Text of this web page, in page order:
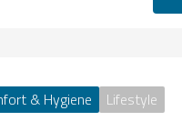
& Hygiene Lifestyle